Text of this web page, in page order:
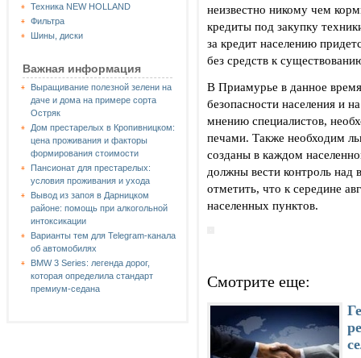
Техника NEW HOLLAND
Фильтра
Шины, диски
Важная информация
Выращивание полезной зелени на
даче и дома на примере сорта
Остряк
Дом престарелых в Кропивницком:
цена проживания и факторы
формирования стоимости
Пансионат для престарелых:
условия проживания и ухода
Вывод из запоя в Дарницком
районе: помощь при алкогольной
интоксикации
Варианты тем для Telegram-канала
об автомобилях
BMW 3 Series: легенда дорог,
которая определила стандарт
премиум-седана
неизвестно никому чем
кредиты под закупку
за кредит населению
без средств к
В Приамурье в данное
безопасности населения и
мнению специалистов,
печами. Также необходим
созданы в каждом
должны вести контроль
отметить, что к середине
населенных пунктов.
Смотрите еще: